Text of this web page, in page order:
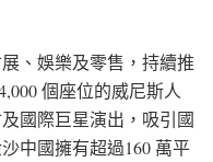
、娛樂及零售，持續推
個座位的威尼斯人
國際巨星演出，吸引國
中國擁有超過160 萬平